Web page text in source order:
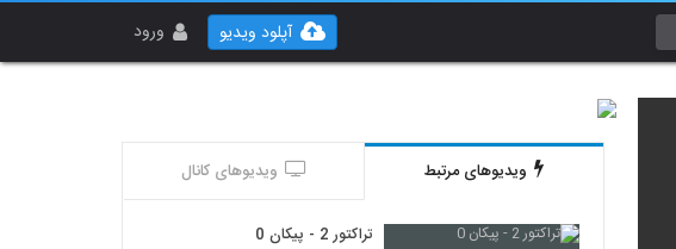
ورود آپلود ویدیو
ویدیوهای مرتبط ویدیوهای کانال
تراکتور 2 - پیکان 0